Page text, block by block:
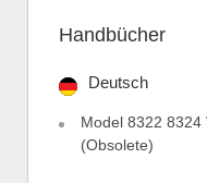
Handbücher
Deutsch
Model 8322 8324
(Obsolete)